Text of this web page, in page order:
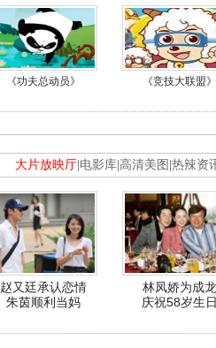
《功夫总动员》 《竞技大联盟》
大片放映厅 电影库 高清美图 热辣资
赵又廷承认恋情
朱茵顺利当妈
林凤娇为成龙
庆祝58岁生